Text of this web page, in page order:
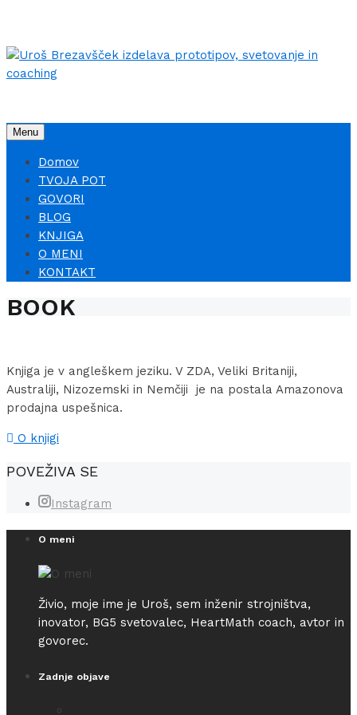
Menu
Domov
TVOJA POT
GOVORI
BLOG
KNJIGA
O MENI
KONTAKT
BOOK
Knjiga je v angleškem jeziku. V ZDA, Veliki Britaniji,
Australiji, Nizozemski in Nemčiji je na postala Amazonova
prodajna uspešnica.
O knjigi
POVEŽIVA SE
Instagram
O meni
Živio, moje ime je Uroš, sem inženir strojništva,
inovator, BG5 svetovalec, HeartMath coach, avtor in
govorec.
Zadnje objave